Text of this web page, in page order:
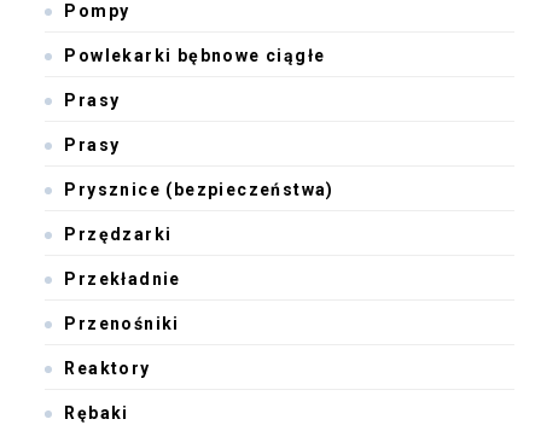
Pompy
Powlekarki bębnowe ciągłe
Prasy
Prasy
Prysznice (bezpieczeństwa)
Przędzarki
Przekładnie
Przenośniki
Reaktory
Rębaki